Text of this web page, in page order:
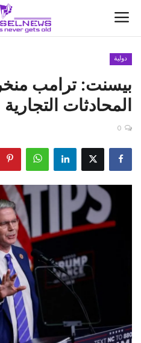
الأخبار
كتّابنا
اقتصاد
علوم وتكنولوجيا
دولية
بيسنت: ترامب
المحادثات
0